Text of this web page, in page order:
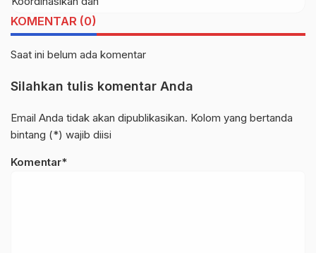
Tg. Perak Surabaya
KOMENTAR (0)
Saat ini belum ada komentar
Silahkan tulis komentar Anda
Email Anda tidak akan dipublikasikan. Kolom yang bertanda
bintang (*) wajib diisi
Komentar*